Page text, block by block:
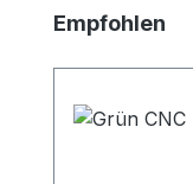
Produktgalerie
Empfohlen